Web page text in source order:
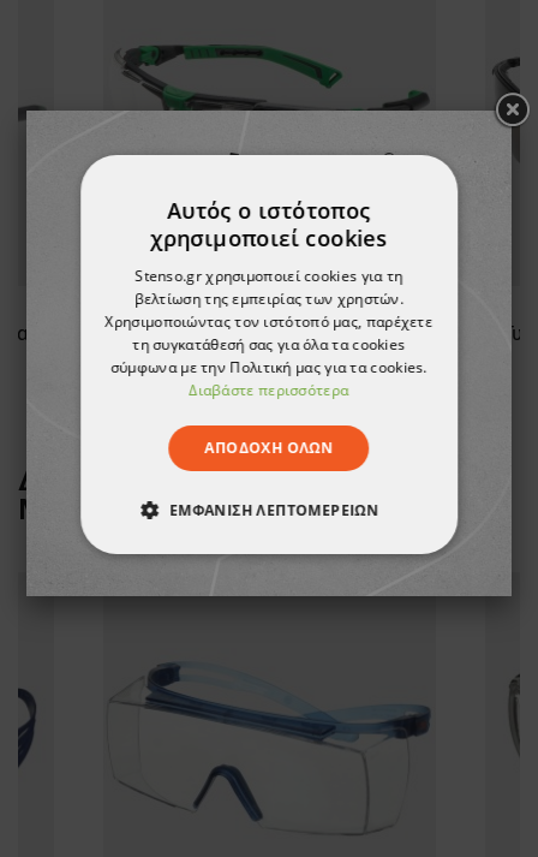
Γυαλιά προστασίας UNIVET 5X1
16,23 €
ΔΕΙΤΕ ΠΕΡΙΣΣΟΤΕΡΑ ΑΠΟ ΤΗ
ΜΑΡΚΑ
3M
Αυτός ο ιστότοπος
χρησιμοποιεί cookies
Stenso.gr χρησιμοποιεί cookies για τη
βελτίωση της εμπειρίας των χρηστών.
Χρησιμοποιώντας τον ιστότοπό μας, παρέχετε
τη συγκατάθεσή σας για όλα τα cookies
σύμφωνα με την Πολιτική μας για τα cookies.
Διαβάστε περισσότερα
ΑΠΟΔΟΧΉ ΌΛΩΝ
ΕΜΦΆΝΙΣΗ ΛΕΠΤΟΜΕΡΕΙΏΝ
ΑΠΟΛΎΤΩΣ ΑΠΑΡΑΊΤΗΤΑ
ΛΕΙΤΟΥΡΓΙΚΌΤΗΤΑΣ
ΜΗ ΤΑΞΙΝΟΜΗΜΈΝΑ